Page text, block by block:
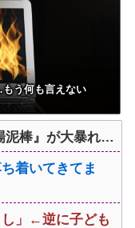
う何も言えない
泥棒』が大暴れ…
着いてきてま
」←逆に子ども